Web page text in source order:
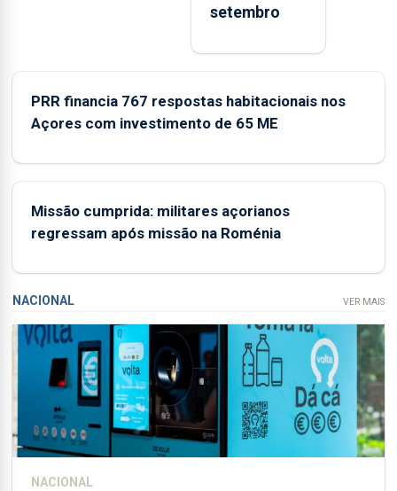
Museus aos
sábados durante o
as 14h00 e as
setembro
PRR financia 767 respostas habitacionais nos
Açores com investimento de 65 ME
Missão cumprida: militares açorianos
regressam após missão na Roménia
NACIONAL VER MAIS
NACIONAL